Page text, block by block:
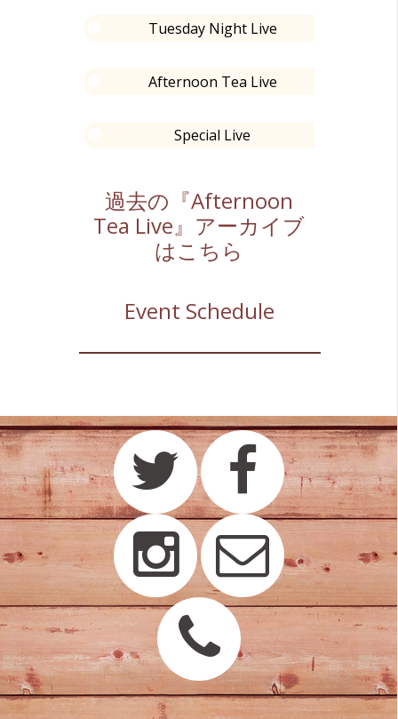
Tuesday Night Live
Afternoon Tea Live
Special Live
過去の『Afternoon
Tea Live』アーカイブ
はこちら
Event Schedule